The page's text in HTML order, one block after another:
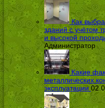
Как
зданий с учётом
и высокой
Администратор
Какие
металлических
эксплуатации